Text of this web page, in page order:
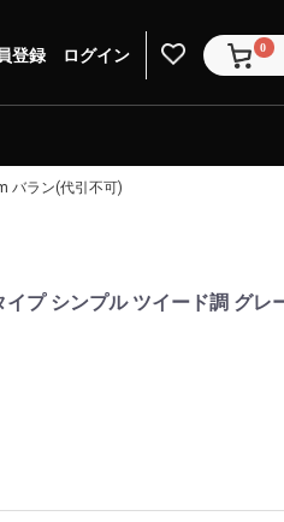
登録 ログイン 0
バラン(代引不可)
プ シンプル ツイード調 グレ